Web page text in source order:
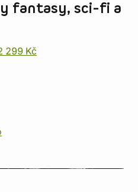
fantasy, sci-fi a
299 Kč